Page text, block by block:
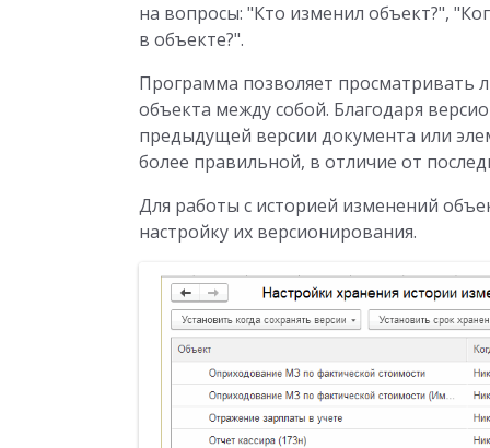
на вопросы: "Кто изменил объект?",
в объекте?".
Программа позволяет просматривать
объекта между собой. Благодаря
предыдущей версии документа или
более правильной, в отличие от
Для работы с историей изменений
настройку их версионирования.